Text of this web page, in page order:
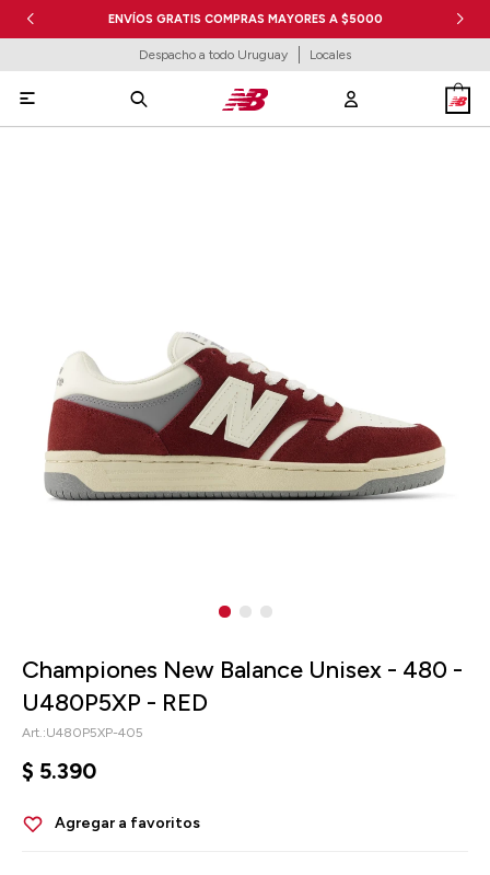
ENVÍOS GRATIS COMPRAS MAYORES A $5000
Despacho a todo Uruguay Locales

Championes New Balance Unisex - 480 -
U480P5XP - RED
U480P5XP-405
$ 5.390